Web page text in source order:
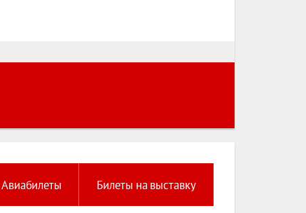
Авиабилеты Билеты на выставку